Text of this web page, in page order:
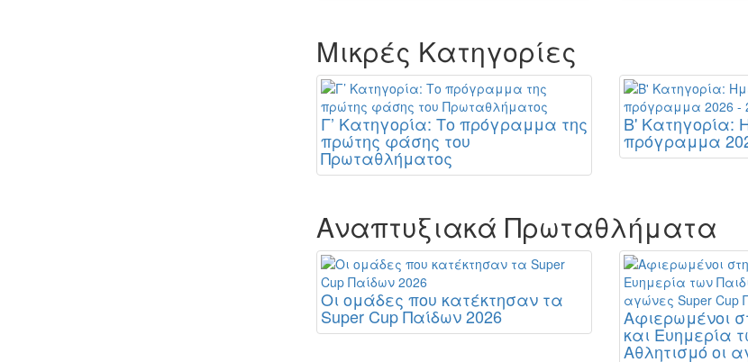
Μικρές Κατηγορίες
Γ’ Κατηγορία: Το πρόγραμμα της
πρώτης φάσης του
Πρωταθλήματος
Β' Κατηγορία:
πρόγραμμα
Αναπτυξιακά Πρωταθλήματα
Οι ομάδες που κατέκτησαν τα
Super Cup Παίδων 2026 Αφιερωμένοι
και Ευημερία
Αθλητισμό οι